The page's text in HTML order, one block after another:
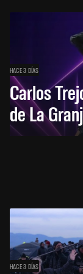
HACE 3 DÍAS
Carlos
de La
HACE 3 DÍAS